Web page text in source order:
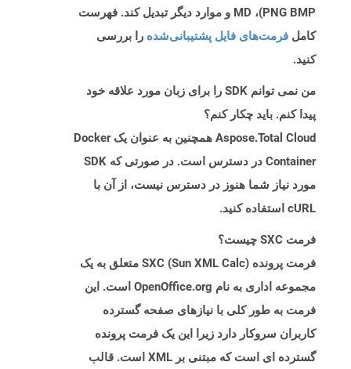
PNG BMP)، MD و موارد دیگر تبدیل کند. فهرست
کامل فرمت‌های فایل پشتیبانی‌شده را بررسی
کنید.
من نمی توانم SDK را برای زبان مورد علاقه خود
پیدا کنم. باید چکار کنم؟
Aspose.Total Cloud همچنین به عنوان یک Docker
Container در دسترس است. در صورتی که SDK
مورد نیاز شما هنوز در دسترس نیست، از آن با
cURL استفاده کنید.
فرمت SXC چیست؟
فرمت پرونده SXC (Sun XML Calc) متعلق به یک
مجموعه اداری به نام OpenOffice.org است. این
فرمت به طور کلی با نیازهای صفحه گسترده
کاربران سروکار دارد زیرا این یک فرمت پرونده
گسترده ای است که مبتنی بر XML است. قالب